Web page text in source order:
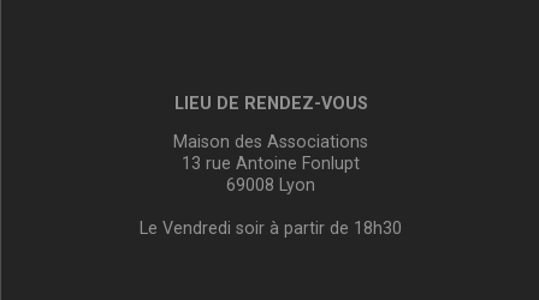
LIEU DE RENDEZ-VOUS
Maison des Associations
13 rue Antoine Fonlupt
69008 Lyon
Le Vendredi soir à partir de 18h30